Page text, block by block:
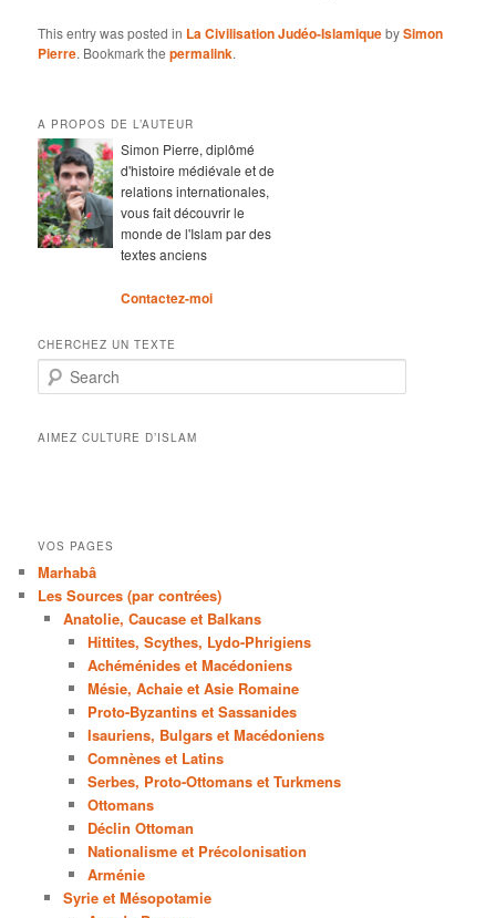
This entry was posted in La Civilisation Judéo-IslamiquebySimon
Pierre. Bookmark thepermalink.
A PROPOS DE L’AUTEUR
Simon Pierre, diplômé
d'histoire médiévale et de
relations internationales,
vous fait découvrir le
monde de l'Islam par des
textes anciens
Contactez-moi
CHERCHEZ UN TEXTE
Search
AIMEZ CULTURE D’ISLAM
VOS PAGES
Marhabâ
Les Sources (par contrées)
Anatolie, Caucase et Balkans
Hittites, Scythes, Lydo-Phrigiens
Achéménides et Macédoniens
Mésie, Achaie et Asie Romaine
Proto-Byzantins et Sassanides
Isauriens, Bulgars et Macédoniens
Comnènes et Latins
Serbes, Proto-Ottomans et Turkmens
Ottomans
Déclin Ottoman
Nationalisme et Précolonisation
Arménie
Syrie et Mésopotamie